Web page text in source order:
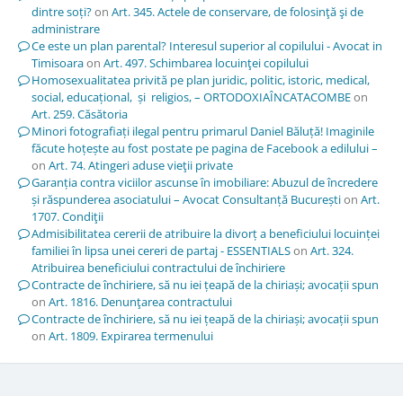
dintre soți?on Art. 345. Actele de conservare, de folosinţă şi de
administrare
Ce este un plan parental? Interesul superior al copilului - Avocat in
Timisoaraon Art. 497. Schimbarea locuinţei copilului
Homosexualitatea privită pe plan juridic, politic, istoric, medical,
social, educațional, și religios, – ORTODOXIAÎNCATACOMBEon
Art. 259. Căsătoria
Minori fotografiați ilegal pentru primarul Daniel Băluță! Imaginile
făcute hoțește au fost postate pe pagina de Facebook a edilului –
on Art. 74. Atingeri aduse vieţii private
Garanția contra viciilor ascunse în imobiliare: Abuzul de încredere
și răspunderea asociatului – Avocat Consultanță Bucureștion Art.
1707. Condiţii
Admisibilitatea cererii de atribuire la divorț a beneficiului locuinței
familiei în lipsa unei cereri de partaj - ESSENTIALSon Art. 324.
Atribuirea beneficiului contractului de închiriere
Contracte de închiriere, să nu iei țeapă de la chiriași; avocații spun
on Art. 1816. Denunţarea contractului
Contracte de închiriere, să nu iei țeapă de la chiriași; avocații spun
on Art. 1809. Expirarea termenului